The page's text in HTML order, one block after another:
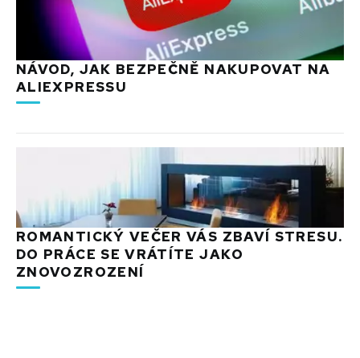
NÁVOD, JAK BEZPEČNĚ NAKUPOVAT NA
ALIEXPRESSU
ROMANTICKÝ VEČER VÁS ZBAVÍ STRESU.
DO PRÁCE SE VRÁTÍTE JAKO
ZNOVOZROZENÍ